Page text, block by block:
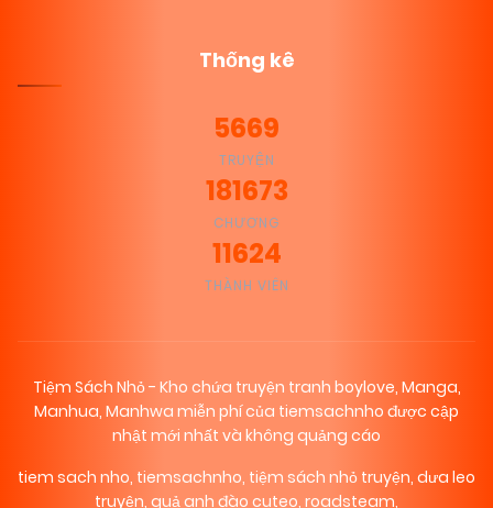
Thống kê
5669
TRUYỆN
181673
CHƯƠNG
11624
THÀNH VIÊN
Tiệm Sách Nhỏ - Kho chứa truyện tranh boylove, Manga,
Manhua, Manhwa miễn phí của tiemsachnho được cập
nhật mới nhất và không quảng cáo
tiem sach nho, tiemsachnho, tiệm sách nhỏ truyện, dưa leo
truyện, quả anh đào cuteo, roadsteam,